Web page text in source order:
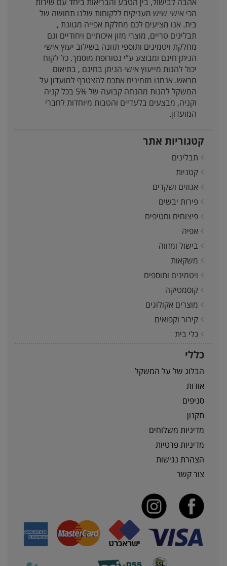
הכי אישי שיש מעניקים ללקוחות שלנו תחושה של
בית. אנו מציעים לכם מחלקת אפייה מגוונת ,
תבלינים טריים, מוצרי מזון איכותיים ויחודיים וגם
מחלקת ויטמינים ותוספי תזונה בשילוב יעוץ אישי
הניתן חינם ומבוצע ע”י נטורופת מוסמך. כל לקוח
יכול להנות מייעוץ אישי הניתן בחינם , בתיאום
מראש. אנחנו מזמינים אתכם להצטרף למועדון על
המשקל להנות מהנחה קבועה של 5% בכל קניה
וקניה, מבצעים בלעדיים והטבות מיוחדות לחברי
המועדון.
קטגוריות אתר
תבלינים
קטניות
אגוזים ושקדים
פירות יבשים
פיצוחים וחטיפים
אפיה
בישול ומזווה
משקאות
ויטמינים ותוספים
קוסמטיקה
מוצרים אקולוגים
קירור וקפואים
כלי בית
כללי
הבלוג של על המשקל
אודות
סניפים
תקנון
מדיניות משלוחים
מדיניות פרטיות
הצהרת נגישות
צור קשר